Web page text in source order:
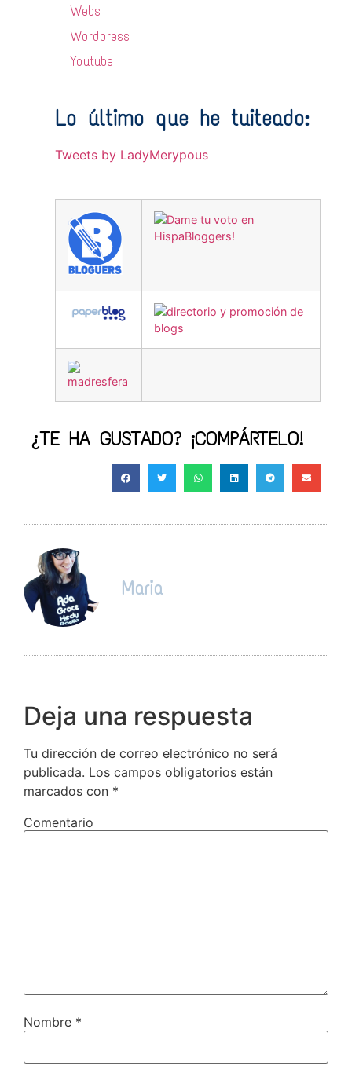
Webs
Wordpress
Youtube
Lo último que he tuiteado:
Tweets by LadyMerypous
¿TE HA GUSTADO? ¡COMPÁRTELO!
Maria
Deja una respuesta
Tu dirección de correo electrónico no será
publicada. Los campos obligatorios están
marcados con *
Comentario
Nombre *